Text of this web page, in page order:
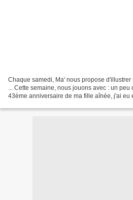
Chaque samedi, Ma' nous propose
... Cette semaine, nous jouons avec : un
43ème anniversaire de ma fille aînée, j'ai eu